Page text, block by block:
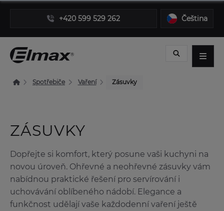
+420 599 529 262 Čeština
Spotřebiče Vaření Zásuvky
ZÁSUVKY
Dopřejte si komfort, který posune vaši kuchyni na
novou úroveň. Ohřevné a neohřevné zásuvky vám
nabídnou praktické řešení pro servírování i
uchovávání oblíbeného nádobí. Elegance a
funkčnost udělají vaše každodenní vaření ještě